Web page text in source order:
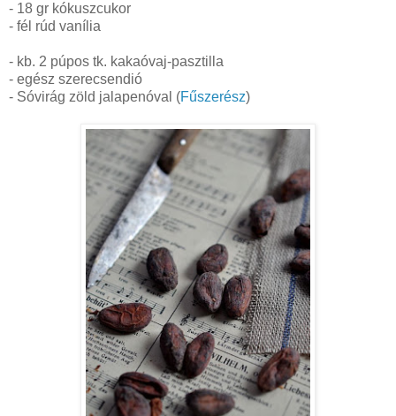
- 18 gr kókuszcukor
- fél rúd vanília
- kb. 2 púpos tk. kakaóvaj-pasztilla
- egész szerecsendió
- Sóvirág zöld jalapenóval (Fűszerész)